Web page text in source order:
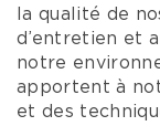
la qualité de
d’entretien et
notre
apportent à
et des